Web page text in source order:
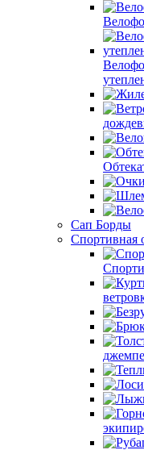
Сап Борды
Спортивная